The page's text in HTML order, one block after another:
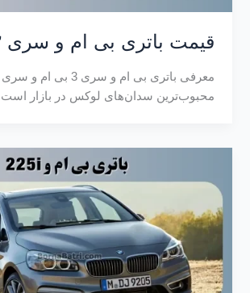
قیمت باتری بی ام و سری ۳
محبوب‌ترین سدان‌های لوکس در بازار است